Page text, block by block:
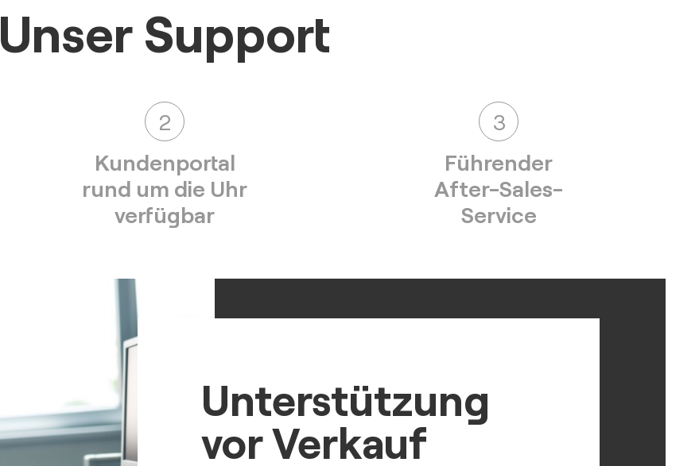
Unser Support
2
Kundenportal
rund um die Uhr
verfügbar
3
Führender
After-Sales-
Service
Unterstützung
vor Verkauf